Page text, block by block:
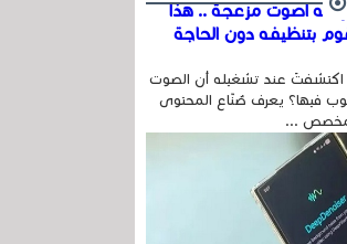
أصوت مزعجة .. هذا
بتنظيفه دون الحاجة
اكتشفتَ عند تشغيله أن الصوت
فيها؟ يعرف صُنّاع المحتوى
...